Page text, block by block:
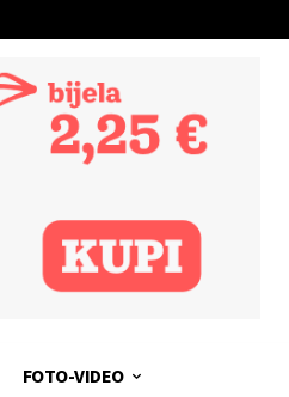
FOTO-VIDEO